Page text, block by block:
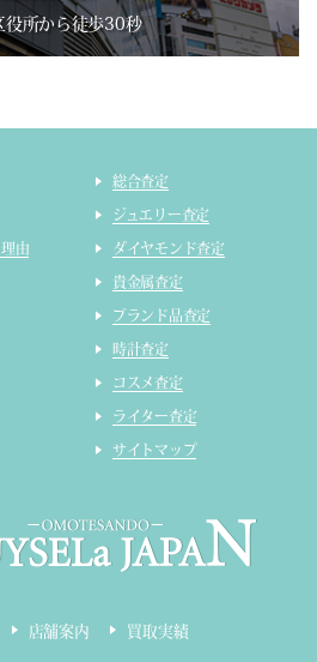
役所から徒歩30秒
由
総合査定
ジュエリー査定
ダイヤモンド査定
貴金属査定
ブランド品査定
時計査定
コスメ査定
ライター査定
サイトマップ
店舗案内 買取実績